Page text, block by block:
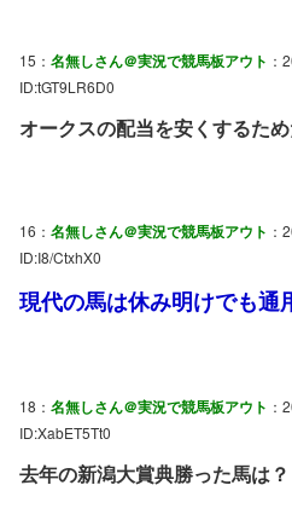
15： 名無しさん＠実況で競馬板アウト ：
ID:tGT9LR6D0
オークスの配当を安くするた
16： 名無しさん＠実況で競馬板アウト ：
ID:I8/CtxhX0
現代の馬は休み明けでも通
18： 名無しさん＠実況で競馬板アウト ：
ID:XabET5Tt0
去年の新潟大賞典勝った馬は？